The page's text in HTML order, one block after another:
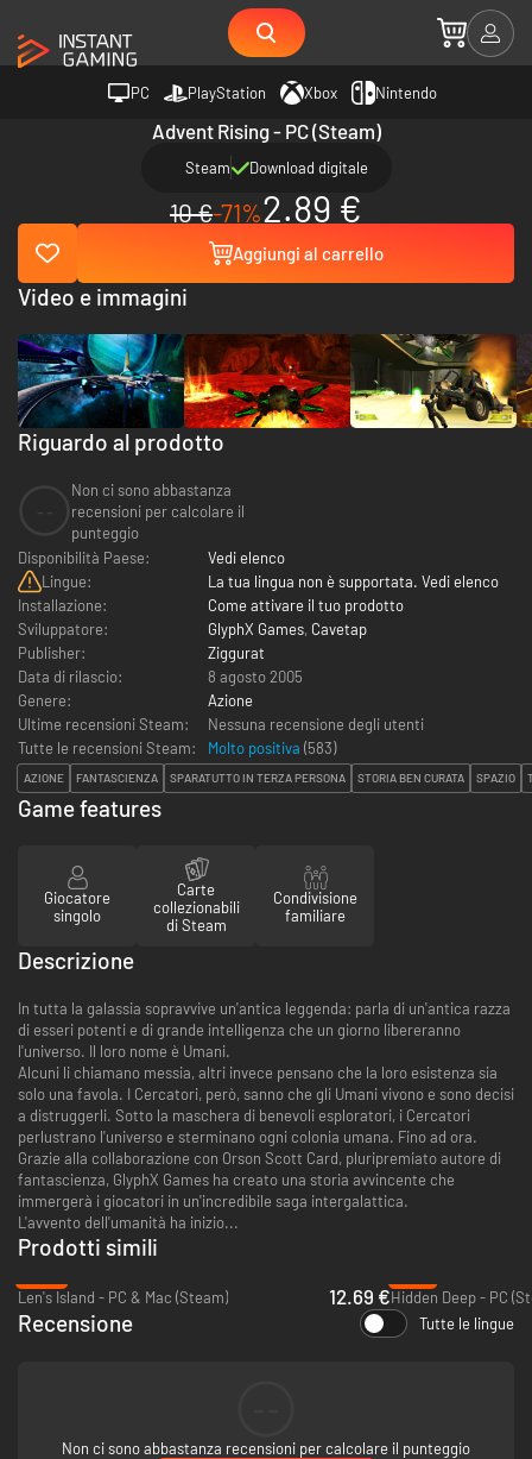
PC PlayStation Xbox Nintendo
Advent Rising - PC (Steam)
Steam Download digitale
10 €-71%2.89 €
Aggiungi al carrello
Riguardo al prodotto
Non ci sono abbastanza
recensioni per calcolare il
punteggio
Disponibilità Paese:
Vedi elenco
Lingue:
La tua lingua non è supportata. Vedi elenco
Installazione:
Come attivare il tuo prodotto
Sviluppatore:
GlyphX Games, Cavetap
Publisher:
Ziggurat
Data di rilascio:
8 agosto 2005
Genere:
Azione
Ultime recensioni Steam:
Nessuna recensione degli utenti
Tutte le recensioni Steam:
Molto positiva (583)
AZIONE FANTASCIENZA SPARATUTTO IN TERZA PERSONA STORIA BEN CURATA SPAZIO
Video e immagini
Game features
Giocatore
singolo
Carte
collezionabili
di Steam
Condivisione
familiare
Descrizione
In tutta la galassia sopravvive un'antica leggenda: parla di un'antica razza
di esseri potenti e di grande intelligenza che un giorno libereranno
l'universo. Il loro nome è Umani.
Alcuni li chiamano messia, altri invece pensano che la loro esistenza sia
solo una favola. I Cercatori, però, sanno che gli Umani vivono e sono decisi
a distruggerli. Sotto la maschera di benevoli esploratori, i Cercatori
perlustrano l'universo e sterminano ogni colonia umana. Fino ad ora.
Grazie alla collaborazione con Orson Scott Card, pluripremiato autore di
fantascienza, GlyphX Games ha creato una storia avvincente che
immergerà i giocatori in un'incredibile saga intergalattica.
L'avvento dell'umanità ha inizio...
Prodotti simili
Len's Island - PC & Mac (Steam)
12.69 €Hidden Deep - PC
Recensione Tutte le lingue
Non ci sono abbastanza recensioni per calcolare il punteggio